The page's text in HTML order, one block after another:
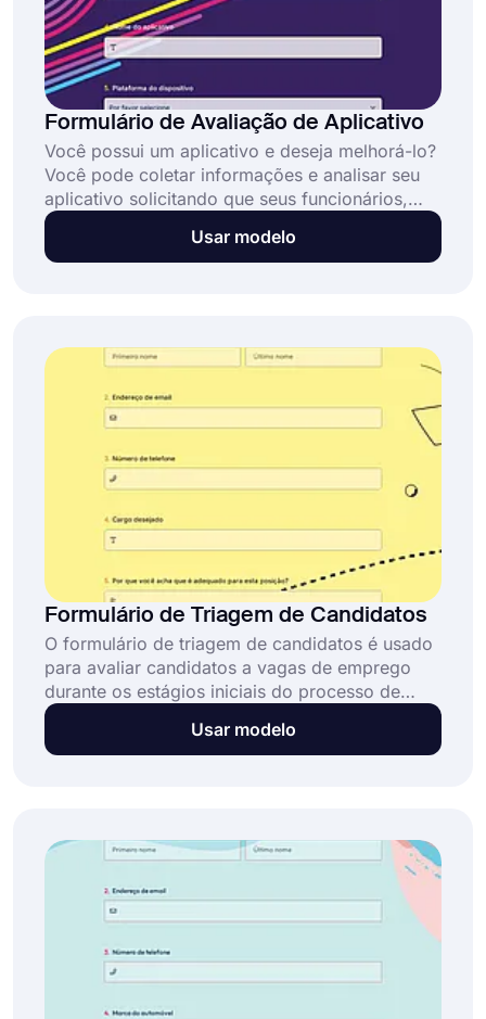
Formulário de Avaliação de Aplicativo
Você possui um aplicativo e deseja melhorá-lo?
Você pode coletar informações e analisar seu
aplicativo solicitando que seus funcionários,
desenvolvedores ou clientes preencham este
formulário de avaliação de aplicativo. Basta
Usar modelo
Formulário de Triagem de Candidatos
O formulário de triagem de candidatos é usado
para avaliar candidatos a vagas de emprego
durante os estágios iniciais do processo de
contratação, ajudando as equipes a revisar
qualificações de forma consistente e a tomar
Usar modelo